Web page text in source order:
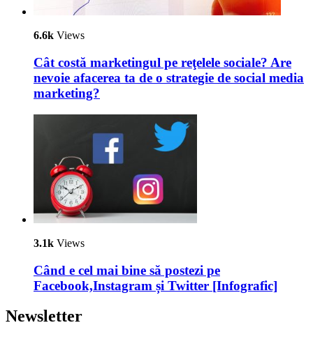
6.6k Views
Cât costă marketingul pe reţelele sociale? Are
nevoie afacerea ta de o strategie de social media
marketing?
3.1k Views
Când e cel mai bine să postezi pe
Facebook,Instagram și Twitter [Infografic]
Newsletter